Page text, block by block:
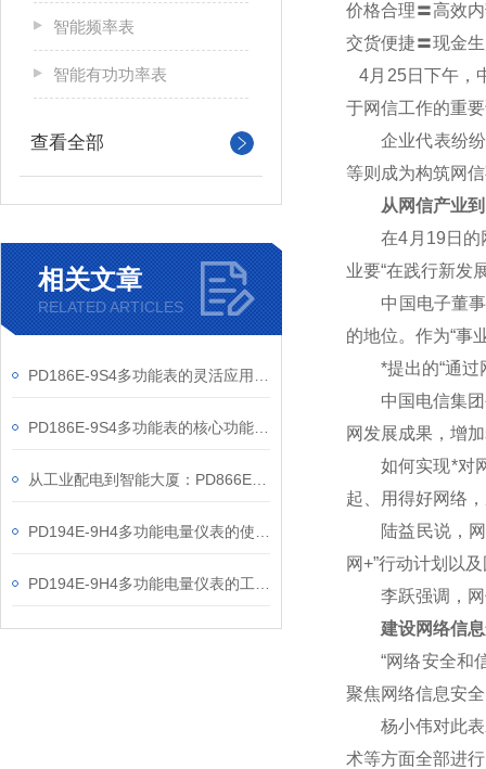
智能频率表
智能有功功率表
查看全部
相关文章
RELATED ARTICLES
价格合理〓高效
交货便捷〓现金
4月25日下午，
于网信工作的重
企业代表纷纷表
等则成为构筑网
从网信产业到
在4月19日的网
业要“在践行新发
中国电子董事长
的地位。作为“事
*提出的“通过网
中国电信集团公
网发展成果，增
如何实现*对网
起、用得好网络
陆益民说，网
网+”行动计划以
李跃强调，网
建设网络信息
“网络安全和信
聚焦网络信息安
杨小伟对此表示
术等方面全部进